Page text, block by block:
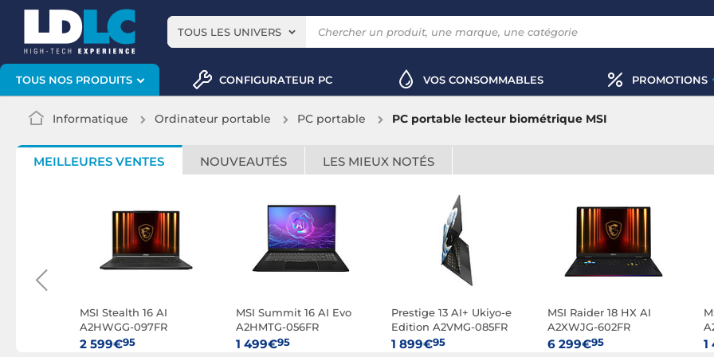
TOUS LES UNIVERS
TOUS NOS PRODUITS CONFIGURATEUR PC VOS CONSOMMABLES PROMOTIONS
Informatique Ordinateur portable PC portable PC portable lecteur biométrique MSI
MEILLEURES VENTES NOUVEAUTÉS LES MIEUX NOTÉS
MSI Stealth 16 AI
A2HWGG-097FR
2 599€95
MSI Summit 16 AI Evo
A2HMTG-056FR
1 499€95
Prestige 13 AI+ Ukiyo-e
Edition A2VMG-085FR
1 899€95
MSI Raider 18 HX AI
A2XWJG-602FR
6 299€95 1